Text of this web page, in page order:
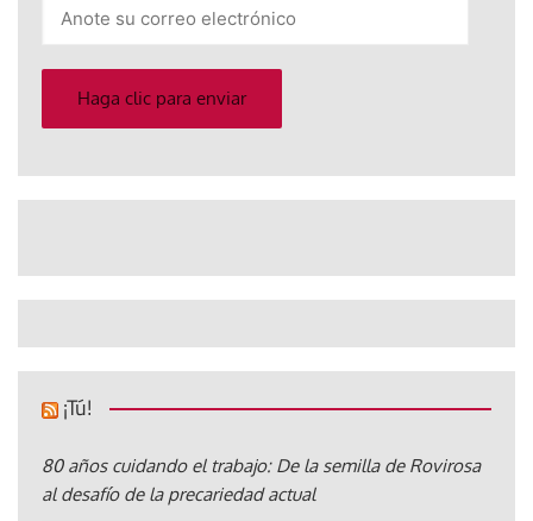
electrónico
Haga clic para enviar
¡Tú!
80 años cuidando el trabajo: De la semilla de Rovirosa
al desafío de la precariedad actual